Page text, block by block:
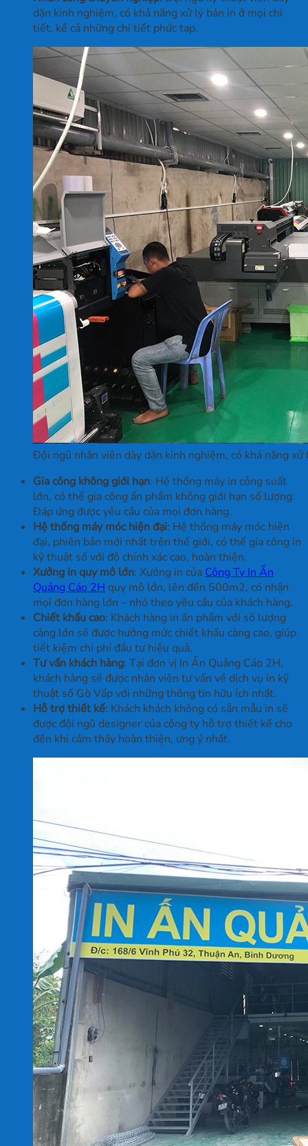
dặn kinh nghiệm, có khả năng xử lý bản in ở mọi chi
tiết, kể cả những chi tiết phức tạp.
Đội ngũ nhân viên dày dặn kinh nghiệm, có khả năng
Gia công không giới hạn: Hệ thống máy in công suất
lớn, có thể gia công ấn phẩm không giới hạn số lượng.
Đáp ứng được yêu cầu của mọi đơn hàng.
Hệ thống máy móc hiện đại: Hệ thống máy móc hiện
đại, phiên bản mới nhất trên thế giới, có thể gia công in
kỹ thuật số với độ chính xác cao, hoàn thiện.
Xưởng in quy mô lớn: Xưởng in của Công Ty In Ấn
Quảng Cáo 2H quy mô lớn, lên đến 500m2, có nhận
mọi đơn hàng lớn – nhỏ theo yêu cầu của khách hàng.
Chiết khấu cao: Khách hàng in ấn phẩm với số lượng
càng lớn sẽ được hưởng mức chiết khấu càng cao, giúp
tiết kiệm chi phí đầu tư hiệu quả.
Tư vấn khách hàng: Tại đơn vị In Ấn Quảng Cáo 2H,
khách hàng sẽ được nhân viên tư vấn về dịch vụ in kỹ
thuật số Gò Vấp với những thông tin hữu ích nhất.
Hỗ trợ thiết kế: Khách khách không có sẵn mẫu in sẽ
được đội ngũ designer của công ty hỗ trợ thiết kế cho
đến khi cảm thấy hoàn thiện, ưng ý nhất.